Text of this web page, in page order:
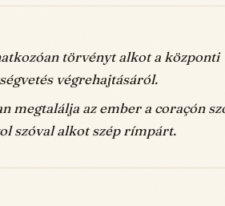
törvényt alkot a központi
végrehajtásáról.
megtalálja az ember a coraçón
szóval alkot szép rímpárt.